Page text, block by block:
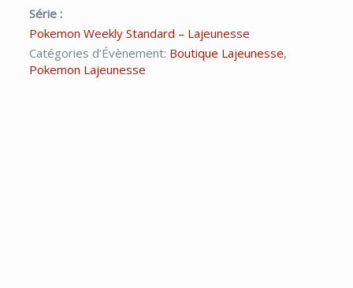
Série :
Pokemon Weekly Standard – Lajeunesse
Catégories d’Évènement: Boutique Lajeunesse,
Pokemon Lajeunesse